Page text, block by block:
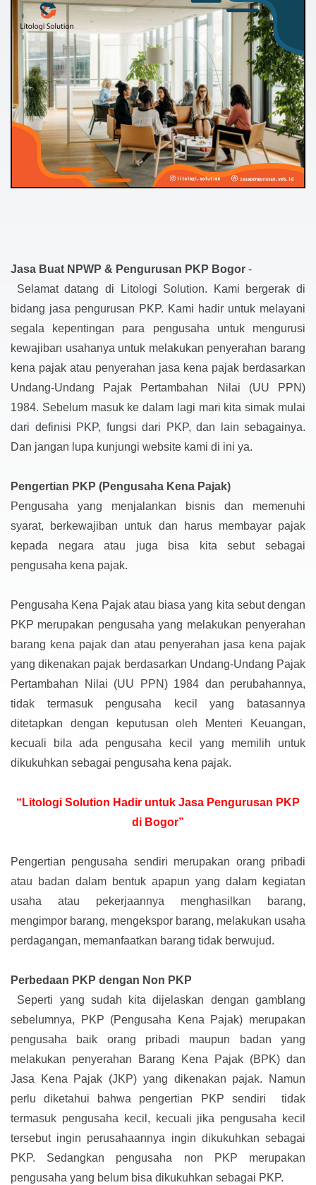
Jasa Buat NPWP & Pengurusan PKP Bogor -
Selamat datang di Litologi Solution. Kami bergerak di
bidang jasa pengurusan PKP. Kami hadir untuk melayani
segala kepentingan para pengusaha untuk mengurusi
kewajiban usahanya untuk melakukan penyerahan barang
kena pajak atau penyerahan jasa kena pajak berdasarkan
Undang-Undang Pajak Pertambahan Nilai (UU PPN)
1984. Sebelum masuk ke dalam lagi mari kita simak mulai
dari definisi PKP, fungsi dari PKP, dan lain sebagainya.
Dan jangan lupa kunjungi website kami di ini ya.
Pengertian PKP (Pengusaha Kena Pajak)
Pengusaha yang menjalankan bisnis dan memenuhi
syarat, berkewajiban untuk dan harus membayar pajak
kepada negara atau juga bisa kita sebut sebagai
pengusaha kena pajak.
Pengusaha Kena Pajak atau biasa yang kita sebut dengan
PKP merupakan pengusaha yang melakukan penyerahan
barang kena pajak dan atau penyerahan jasa kena pajak
yang dikenakan pajak berdasarkan Undang-Undang Pajak
Pertambahan Nilai (UU PPN) 1984 dan perubahannya,
tidak termasuk pengusaha kecil yang batasannya
ditetapkan dengan keputusan oleh Menteri Keuangan,
kecuali bila ada pengusaha kecil yang memilih untuk
dikukuhkan sebagai pengusaha kena pajak.
“Litologi Solution Hadir untuk Jasa Pengurusan PKP
di Bogor”
Pengertian pengusaha sendiri merupakan orang pribadi
atau badan dalam bentuk apapun yang dalam kegiatan
usaha atau pekerjaannya menghasilkan barang,
mengimpor barang, mengekspor barang, melakukan usaha
perdagangan, memanfaatkan barang tidak berwujud.
Perbedaan PKP dengan Non PKP
Seperti yang sudah kita dijelaskan dengan gamblang
sebelumnya, PKP (Pengusaha Kena Pajak) merupakan
pengusaha baik orang pribadi maupun badan yang
melakukan penyerahan Barang Kena Pajak (BPK) dan
Jasa Kena Pajak (JKP) yang dikenakan pajak. Namun
perlu diketahui bahwa pengertian PKP sendiri tidak
termasuk pengusaha kecil, kecuali jika pengusaha kecil
tersebut ingin perusahaannya ingin dikukuhkan sebagai
PKP. Sedangkan pengusaha non PKP merupakan
pengusaha yang belum bisa dikukuhkan sebagai PKP.